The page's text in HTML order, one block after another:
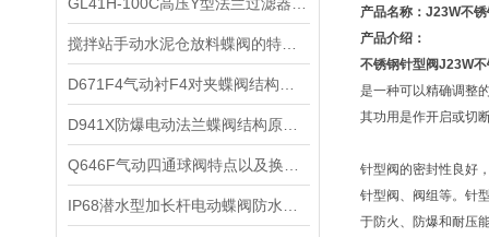
产品名称：J23W不
产品介绍：
不锈钢针型阀J23W
是一种可以精确调整
其功用是作开启或切
针型阀的密封性良好
针型阀、阀组等。针
于防火、防爆和耐压